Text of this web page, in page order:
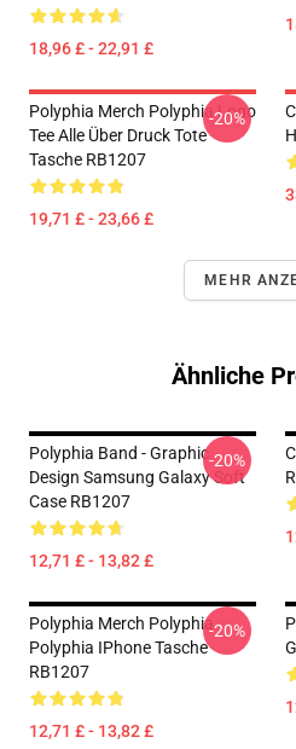
18,96 £ - 22,91 £
Polyphia Merch Polyphia Logo
Tee Alle Über Druck Tote
Tasche RB1207
19,71 £ - 23,66 £
-20%
MEHR
Ähnliche
Polyphia Band - Graphic
Design Samsung Galaxy Soft
Case RB1207
12,71 £ - 13,82 £
-20%
Polyphia Merch Polyphia
Polyphia IPhone Tasche
RB1207
12,71 £ - 13,82 £
-20%